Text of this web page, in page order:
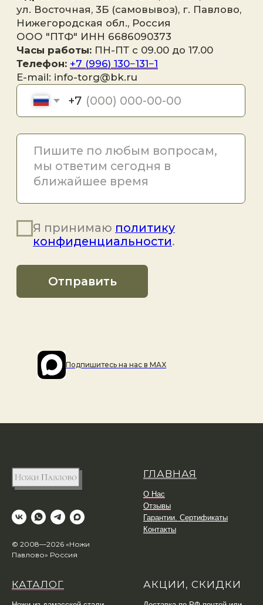
Подпишитесь на наc в MAX
© 2008—2026 «Ножи
Павлово» Россия
ГЛАВНАЯ
О Нас
Отзывы
Гарантии. Сертификаты
Контакты
КАТАЛОГ АКЦИИ, СКИДКИ